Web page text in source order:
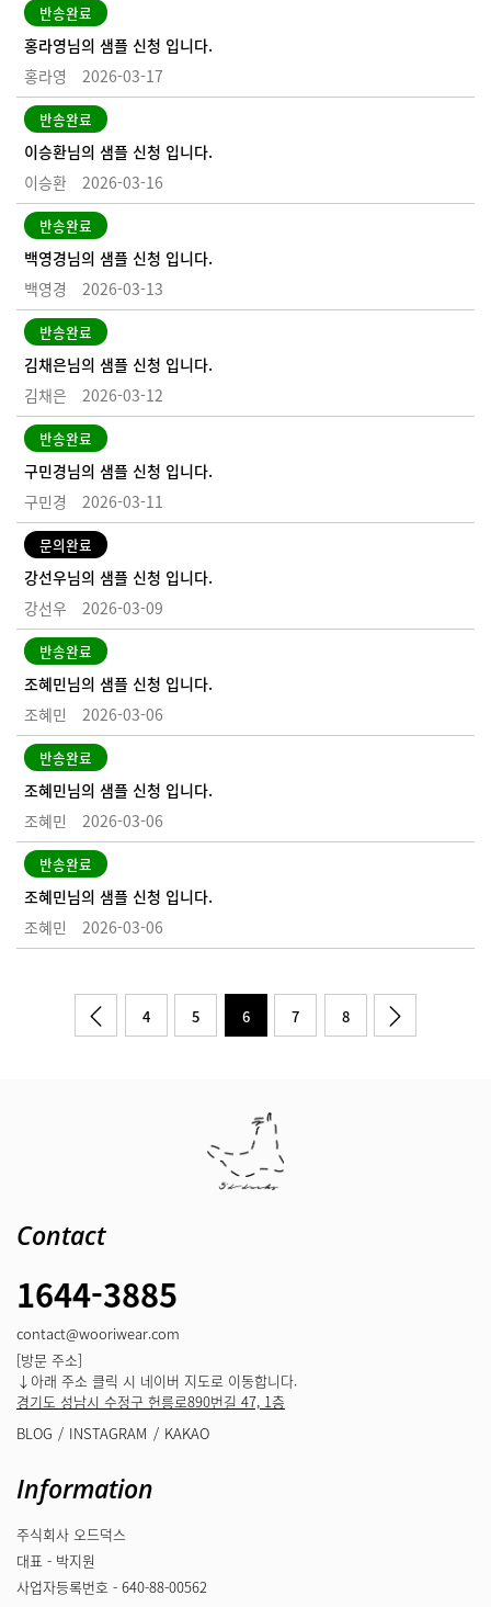
반송완료
홍라영님의 샘플 신청 입니다.
홍라영
2026-03-17
반송완료
이승환님의 샘플 신청 입니다.
이승환
2026-03-16
반송완료
백영경님의 샘플 신청 입니다.
백영경
2026-03-13
반송완료
김채은님의 샘플 신청 입니다.
김채은
2026-03-12
반송완료
구민경님의 샘플 신청 입니다.
구민경
2026-03-11
문의완료
강선우님의 샘플 신청 입니다.
강선우
2026-03-09
반송완료
조혜민님의 샘플 신청 입니다.
조혜민
2026-03-06
반송완료
조혜민님의 샘플 신청 입니다.
조혜민
2026-03-06
반송완료
조혜민님의 샘플 신청 입니다.
조혜민
2026-03-06
4 5 6 7 8
Contact
1644-3885
contact@wooriwear.com
[방문 주소]
↓아래 주소 클릭 시 네이버 지도로 이동합니다.
경기도 성남시 수정구 헌릉로890번길 47, 1층
BLOG
INSTAGRAM KAKAO
Information
주식회사 오드덕스
대표 - 박지원
사업자등록번호 - 640-88-00562